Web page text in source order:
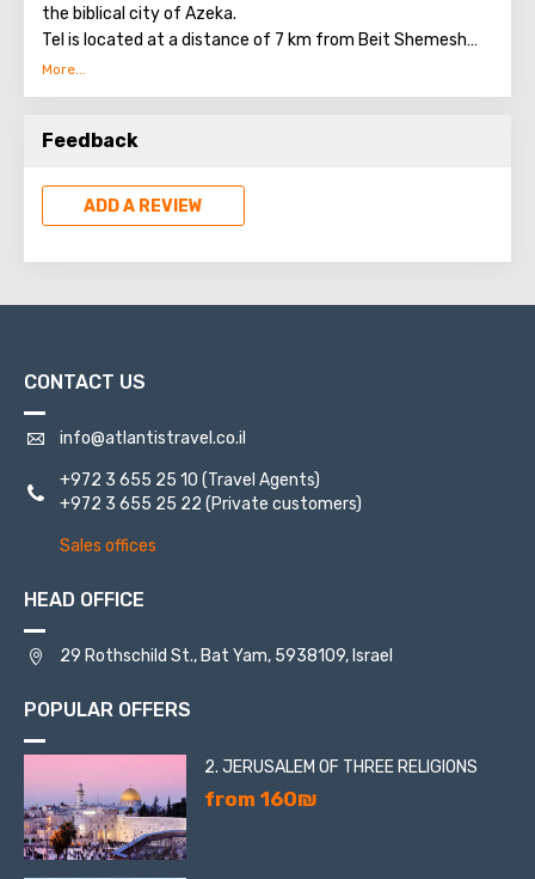
the biblical city of Azeka.
Tel is located at a distance of 7 km from Beit Shemesh
and 26 km from Hebron.
Azeka was an ancient city in Shfele that protected the
Feedback
ADD A REVIEW
CONTACT US
info@atlantistravel.co.il
+972 3 655 25 10 (Travel Agents)
+972 3 655 25 22 (Private customers)
Sales offices
HEAD OFFICE
29 Rothschild St., Bat Yam, 5938109, Israel
POPULAR OFFERS
2. JERUSALEM OF THREE RELIGIONS
from 160₪